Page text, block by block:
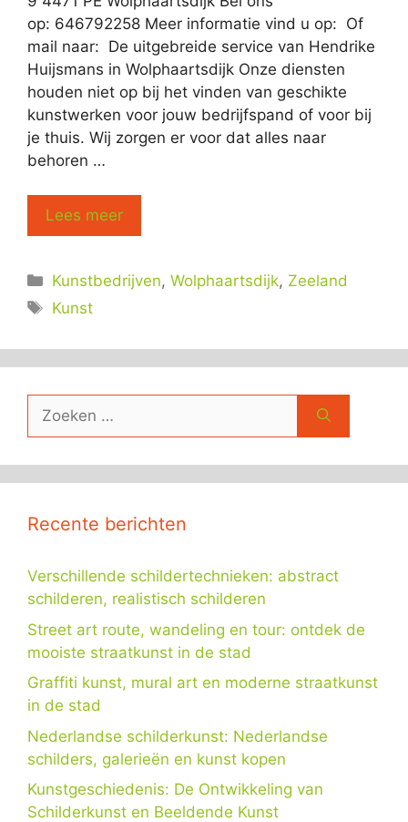
op: 646792258 Meer informatie vind u op: Of
mail naar: De uitgebreide service van Hendrike
Huijsmans in Wolphaartsdijk Onze diensten
houden niet op bij het vinden van geschikte
kunstwerken voor jouw bedrijfspand of voor bij
je thuis. Wij zorgen er voor dat alles naar
behoren …
Lees meer
Categorieën
Kunstbedrijven,Wolphaartsdijk, Zeeland
Tags
Kunst
Zoek
Recente berichten
Verschillende schildertechnieken: abstract
schilderen, realistisch schilderen
Street art route, wandeling en tour: ontdek de
mooiste straatkunst in de stad
Graffiti kunst, mural art en moderne straatkunst
in de stad
Nederlandse schilderkunst: Nederlandse
schilders, galerieën en kunst kopen
Kunstgeschiedenis: De Ontwikkeling van
Schilderkunst en Beeldende Kunst